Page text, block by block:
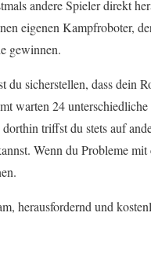
andere Spieler direkt
eigenen Kampfroboter,
gewinnen.
sicherstellen, dass dein
warten 24
triffst du stets auf
Wenn du Probleme
herausfordernd und